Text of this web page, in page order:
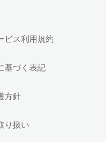
ビス利用規約
基づく表記
方針
り扱い